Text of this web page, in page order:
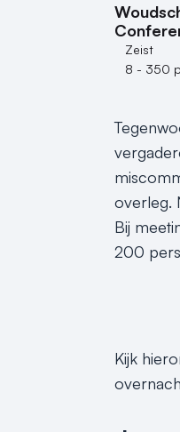
Zeist
8 - 350
overleg.
Bij
200
Kijk